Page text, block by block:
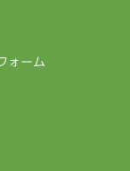
ォーム